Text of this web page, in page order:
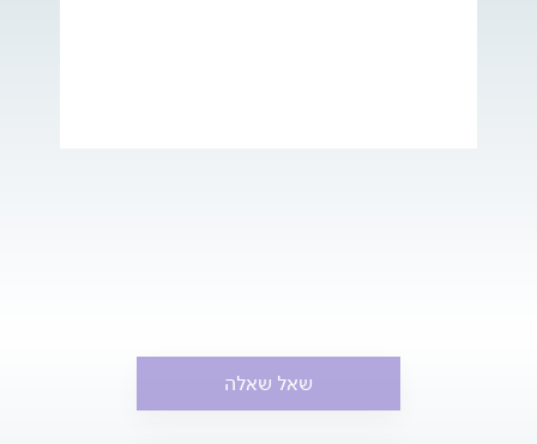
שאל שאלה